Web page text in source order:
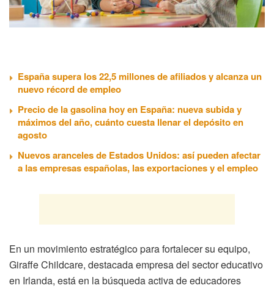
España supera los 22,5 millones de afiliados y alcanza un
nuevo récord de empleo
Precio de la gasolina hoy en España: nueva subida y
máximos del año, cuánto cuesta llenar el depósito en
agosto
Nuevos aranceles de Estados Unidos: así pueden afectar
a las empresas españolas, las exportaciones y el empleo
En un movimiento estratégico para fortalecer su equipo,
Giraffe Childcare, destacada empresa del sector educativo
en Irlanda, está en la búsqueda activa de educadores